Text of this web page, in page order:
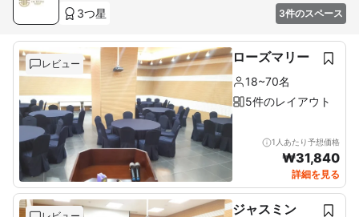
3つ星 3件のスペース
レビュー ローズマリー
18~70名
5件のレイアウト
1人あたり予想価格
₩31,840
詳細を見る
ジャスミン